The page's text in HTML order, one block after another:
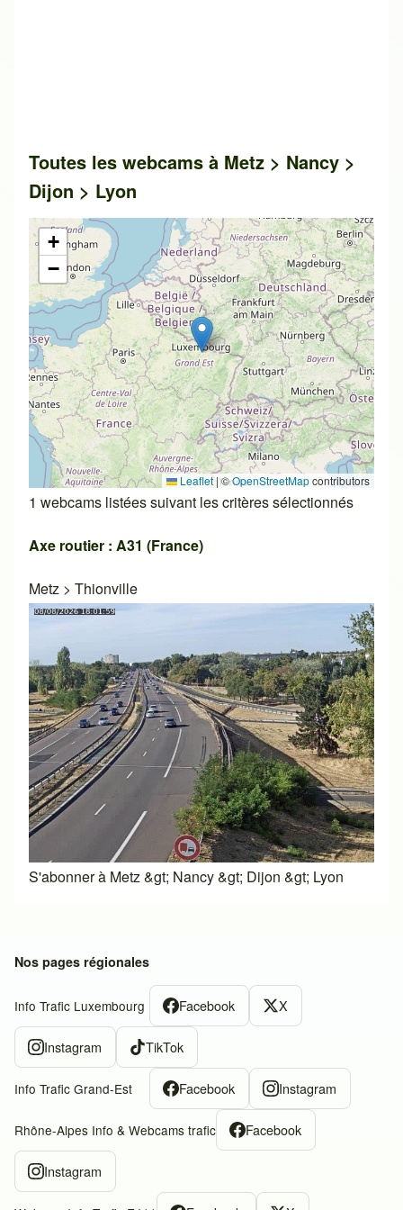
Toutes les webcams à Metz > Nancy >
Dijon > Lyon
+
−
Leaflet |©OpenStreetMapcontributors
1 webcams listées suivant les critères sélectionnés
Axe routier : A31 (France)
Metz > Thionville
S'abonner à Metz &gt; Nancy &gt; Dijon &gt; Lyon
Nos pages régionales
Info Trafic Luxembourg Facebook X
Instagram TikTok
Info Trafic Grand-Est Facebook Instagram
Rhône-Alpes Info & Webcams trafic Facebook
Instagram